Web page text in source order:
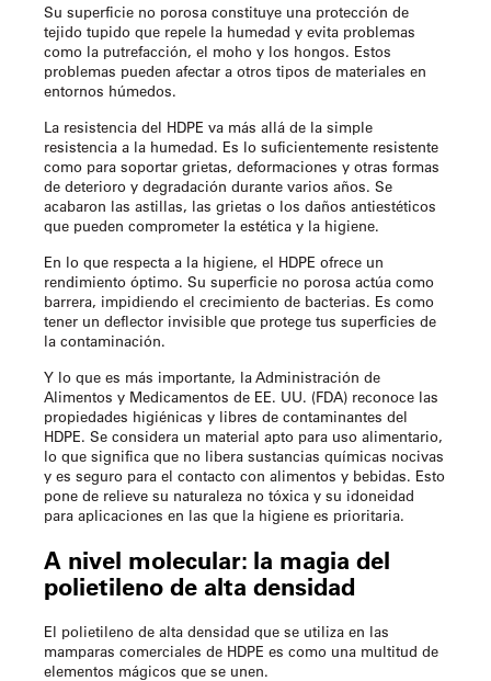
Su superficie no porosa constituye una protección de
tejido tupido que repele la humedad y evita problemas
como la putrefacción, el moho y los hongos. Estos
problemas pueden afectar a otros tipos de materiales en
entornos húmedos.
La resistencia del HDPE va más allá de la simple
resistencia a la humedad. Es lo suficientemente resistente
como para soportar grietas, deformaciones y otras formas
de deterioro y degradación durante varios años. Se
acabaron las astillas, las grietas o los daños antiestéticos
que pueden comprometer la estética y la higiene.
En lo que respecta a la higiene, el HDPE ofrece un
rendimiento óptimo. Su superficie no porosa actúa como
barrera, impidiendo el crecimiento de bacterias. Es como
tener un deflector invisible que protege tus superficies de
la contaminación.
Y lo que es más importante, la Administración de
Alimentos y Medicamentos de EE. UU. (FDA) reconoce las
propiedades higiénicas y libres de contaminantes del
HDPE. Se considera un material apto para uso alimentario,
lo que significa que no libera sustancias químicas nocivas
y es seguro para el contacto con alimentos y bebidas. Esto
pone de relieve su naturaleza no tóxica y su idoneidad
para aplicaciones en las que la higiene es prioritaria.
A nivel molecular: la magia del
polietileno de alta densidad
El polietileno de alta densidad que se utiliza en las
mamparas comerciales de HDPE es como una multitud de
elementos mágicos que se unen.